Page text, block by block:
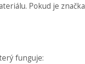
Pokud je značka
funguje: